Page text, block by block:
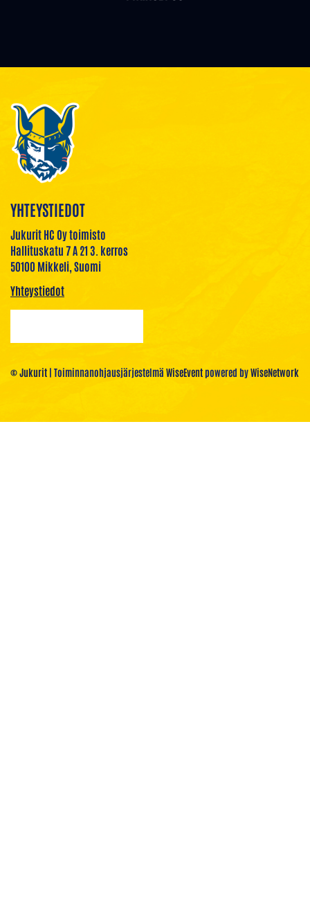
YHTEYSTIEDOT
Jukurit HC Oy toimisto
Hallituskatu 7 A 21 3. kerros
50100 Mikkeli, Suomi
Yhteystiedot
© Jukurit | Toiminnanohjausjärjestelmä WiseEventpowered byWiseNetwork